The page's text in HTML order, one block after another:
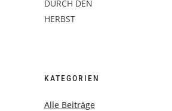
KATEGORIEN
Alle Beiträge